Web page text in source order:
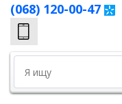
(068) 120-00-47